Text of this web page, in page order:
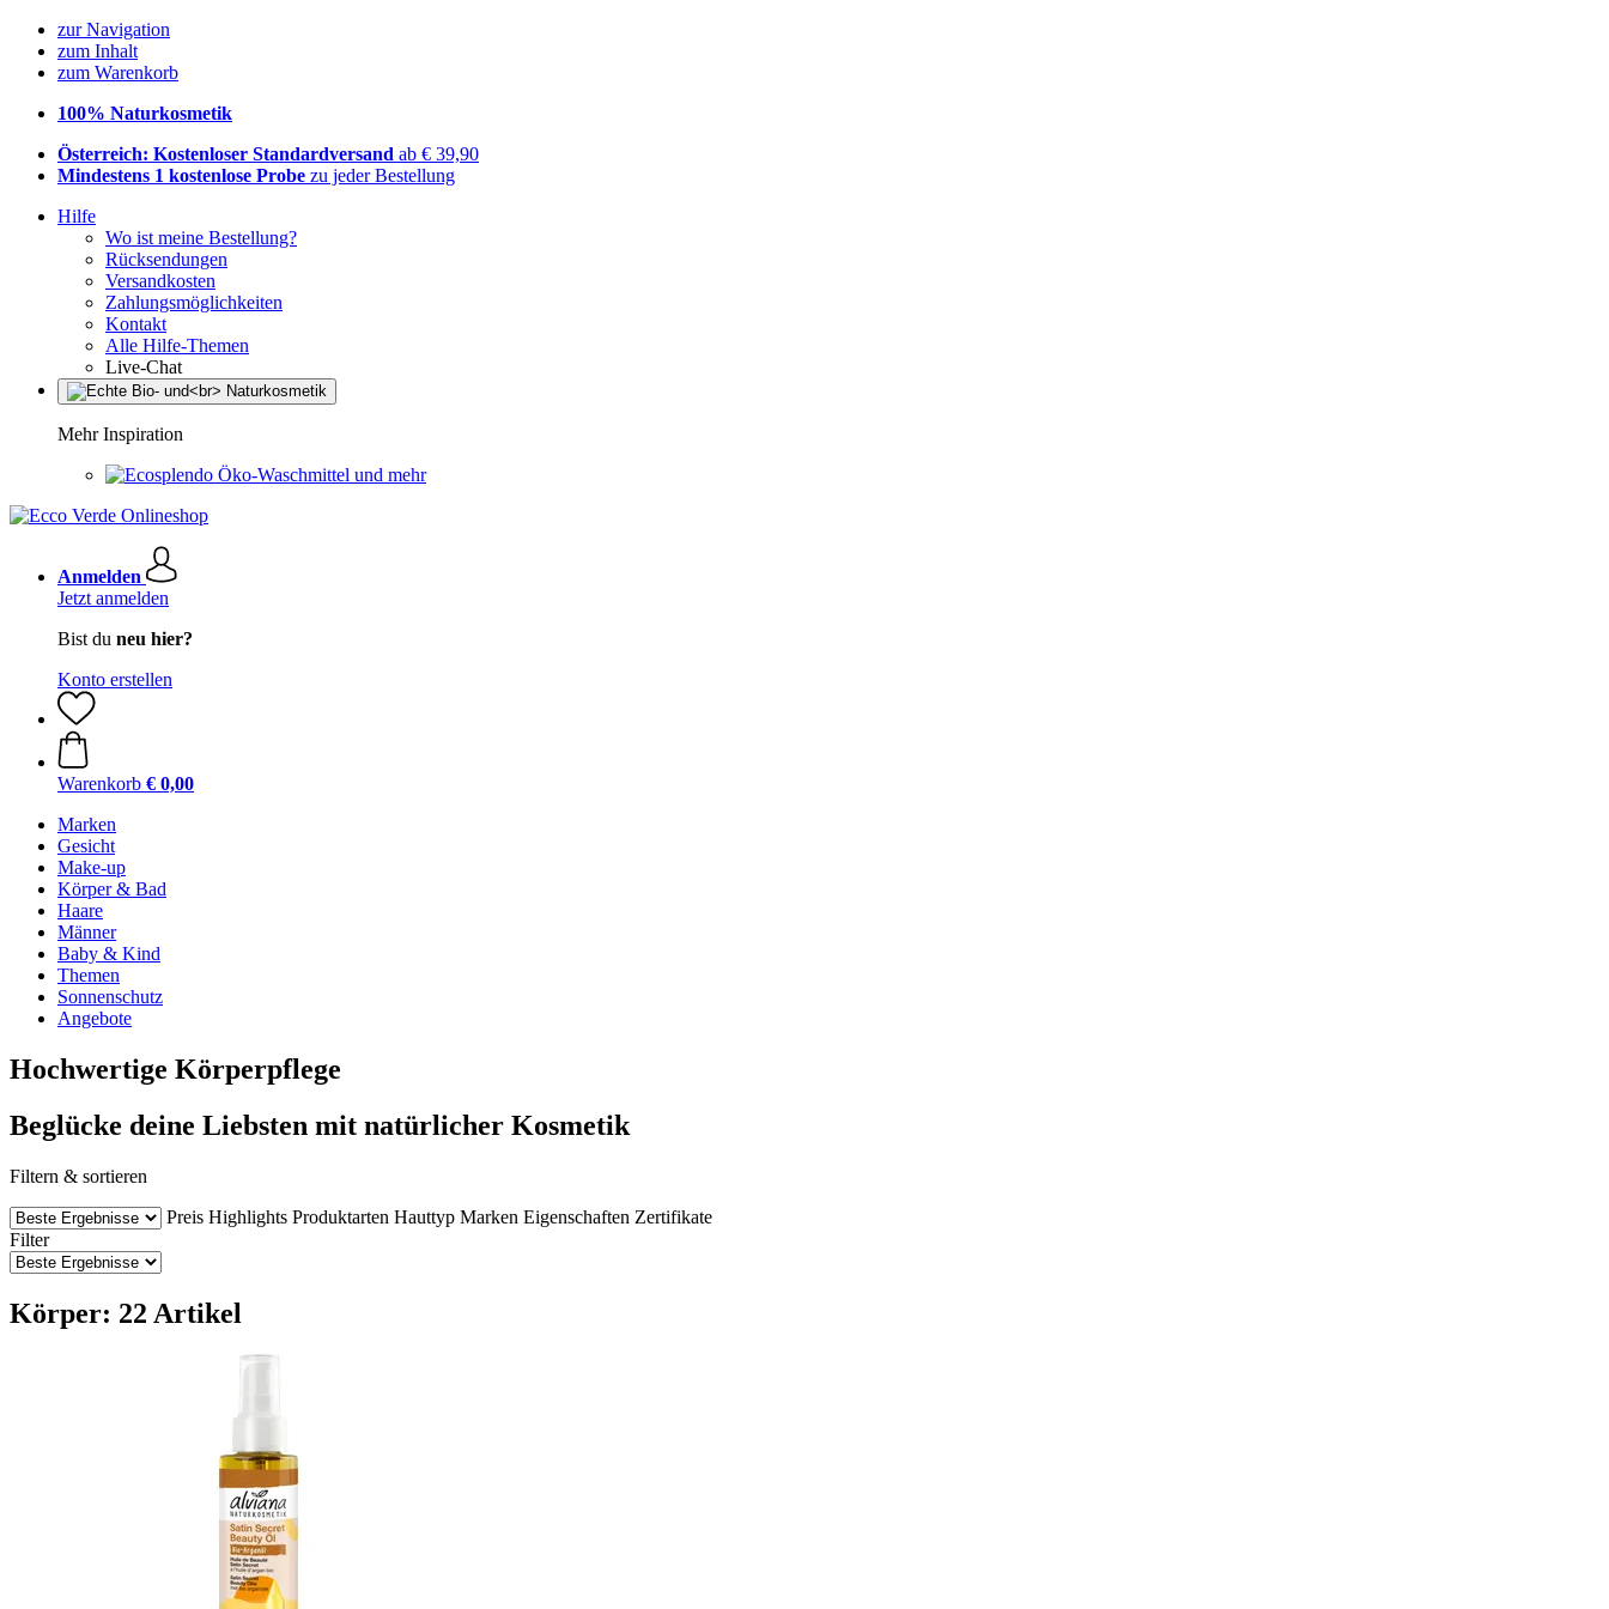
zur Navigation
zum Inhalt
zum Warenkorb
100% Naturkosmetik
Österreich: Kostenloser Standardversand ab € 39,90
Mindestens 1 kostenlose Probe zu jeder Bestellung
Hilfe
Wo ist meine Bestellung?
Rücksendungen
Versandkosten
Zahlungsmöglichkeiten
Kontakt
Alle Hilfe-Themen
Live-Chat
Mehr Inspiration
Öko-Waschmittel und mehr
Anmelden
Jetzt anmelden
Bist du neu hier?
Konto erstellen
Warenkorb € 0,00
Marken
Gesicht
Make-up
Körper & Bad
Haare
Männer
Baby & Kind
Themen
Sonnenschutz
Angebote
Hochwertige Körperpflege
Beglücke deine Liebsten mit natürlicher Kosmetik
Filtern & sortieren
Preis Highlights Produktarten Hauttyp Marken Eigenschaften Zertifikate
Filter
Körper: 22 Artikel